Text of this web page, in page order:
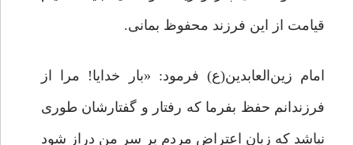
قیامت از این فرزند محفوظ بمانی.
امام زین‌العابدین(ع) فرمود: «بار خدایا! مرا از
فرزندانم حفظ بفرما که رفتار و گفتارشان طوری
نباشد که زبان اعتراض مردم بر سر من دراز شود